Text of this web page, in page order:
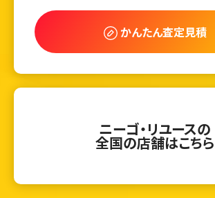
かんたん査定見積
ニーゴ・リユースの
全国の店舗はこちら